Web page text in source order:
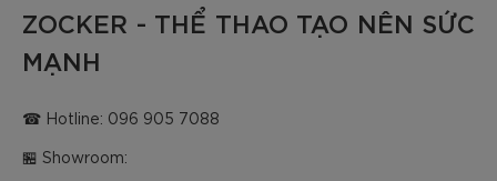
ZOCKER - THỂ THAO TẠO NÊN SỨC
MẠNH
☎ Hotline: 096 905 7088
🏪 Showroom: